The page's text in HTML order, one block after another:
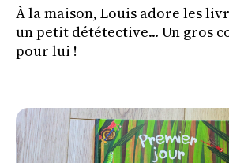
À la maison, Louis adore les
un petit dététective... Un gros coup de cœur
pour lui !